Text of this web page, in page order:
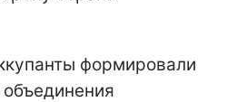
формировали